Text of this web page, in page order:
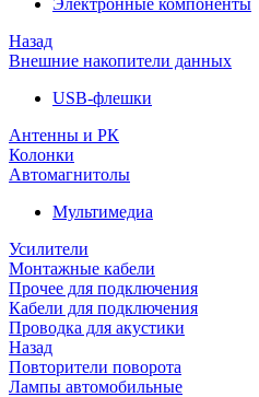
Электронные компоненты
Назад
Внешние накопители данных
USB-флешки
Антенны и РК
Колонки
Автомагнитолы
Мультимедиа
Усилители
Монтажные кабели
Прочее для подключения
Кабели для подключения
Проводка для акустики
Назад
Повторители поворота
Лампы автомобильные